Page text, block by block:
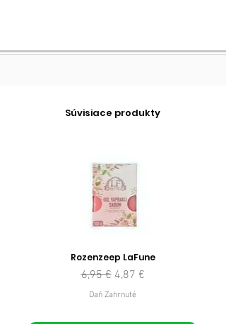
Súvisiace produkty
Rozenzeep LaFune
Normálna cena
6,95 € Zľavnená cena
4,87 €
Daň Zahrnuté